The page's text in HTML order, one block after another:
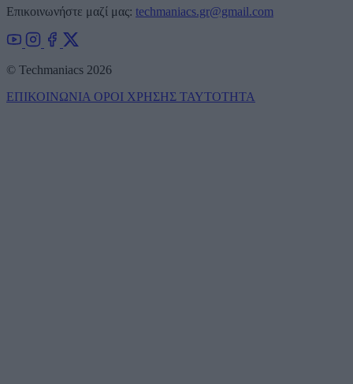
Επικοινωνήστε μαζί μας: techmaniacs.gr@gmail.com
© Techmaniacs 2026
ΕΠΙΚΟΙΝΩΝΙΑ ΟΡΟΙ ΧΡΗΣΗΣ ΤΑΥΤΟΤΗΤΑ